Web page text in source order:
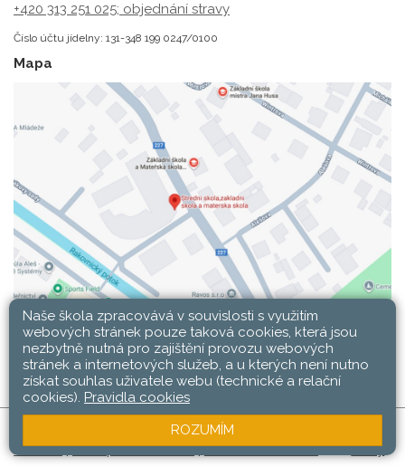
+420 313 251 025; objednání stravy
Číslo účtu jídelny: 131-348 199 0247/0100
Mapa
SŠ, ZŠ a MŠ Rakovník © 2026 |Mapa stránek
Přihlásit|Přístupnost stránek|Pravidla COOKIES
školy
Naše škola zpracovává v souvislosti s využitím
webových stránek pouze taková cookies, která jsou
nezbytně nutná pro zajištění provozu webových
stránek a internetových služeb, a u kterých není nutno
získat souhlas uživatele webu (technické a relační
cookies). Pravidla cookies
ROZUMÍM